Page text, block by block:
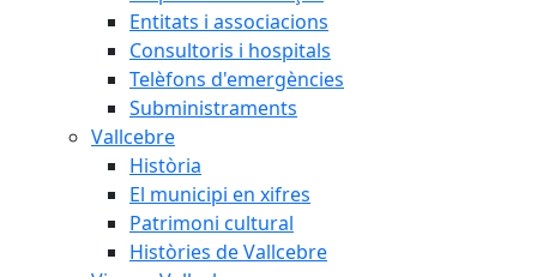
Entitats i associacions
Consultoris i hospitals
Telèfons d'emergències
Subministraments
Vallcebre
Història
El municipi en xifres
Patrimoni cultural
Històries de Vallcebre